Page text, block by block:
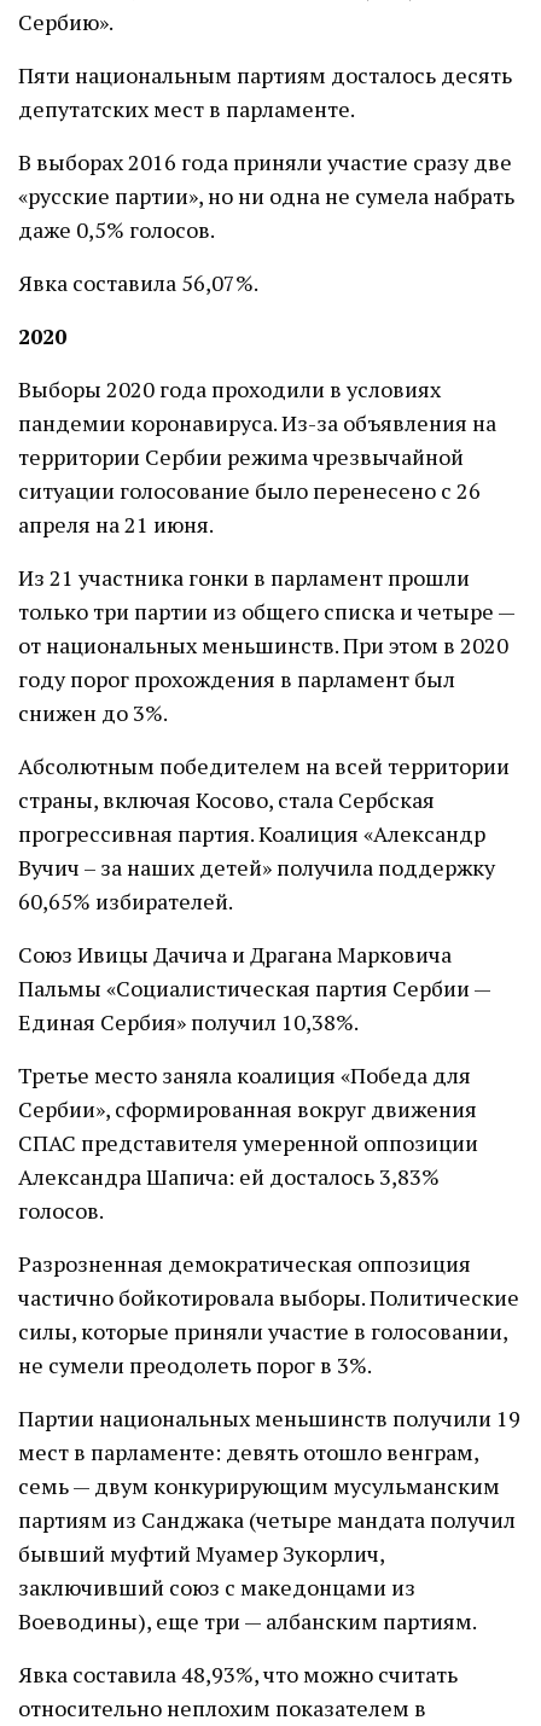
Сербию».
Пяти национальным партиям досталось десять
депутатских мест в парламенте.
В выборах 2016 года приняли участие сразу две
«русские партии», но ни одна не сумела набрать
даже 0,5% голосов.
Явка составила 56,07%.
2020
Выборы 2020 года проходили в условиях
пандемии коронавируса. Из-за объявления на
территории Сербии режима чрезвычайной
ситуации голосование было перенесено с 26
апреля на 21 июня.
Из 21 участника гонки в парламент прошли
только три партии из общего списка и четыре —
от национальных меньшинств. При этом в 2020
году порог прохождения в парламент был
снижен до 3%.
Абсолютным победителем на всей территории
страны, включая Косово, стала Сербская
прогрессивная партия. Коалиция «Александр
Вучич – за наших детей» получила поддержку
60,65% избирателей.
Союз Ивицы Дачича и Драгана Марковича
Пальмы «Социалистическая партия Сербии —
Единая Сербия» получил 10,38%.
Третье место заняла коалиция «Победа для
Сербии», сформированная вокруг движения
СПАС представителя умеренной оппозиции
Александра Шапича: ей досталось 3,83%
голосов.
Разрозненная демократическая оппозиция
частично бойкотировала выборы. Политические
силы, которые приняли участие в голосовании,
не сумели преодолеть порог в 3%.
Партии национальных меньшинств получили 19
мест в парламенте: девять отошло венграм,
семь — двум конкурирующим мусульманским
партиям из Санджака (четыре мандата получил
бывший муфтий Муамер Зукорлич,
заключивший союз с македонцами из
Воеводины), еще три — албанским партиям.
Явка составила 48,93%, что можно считать
относительно неплохим показателем в